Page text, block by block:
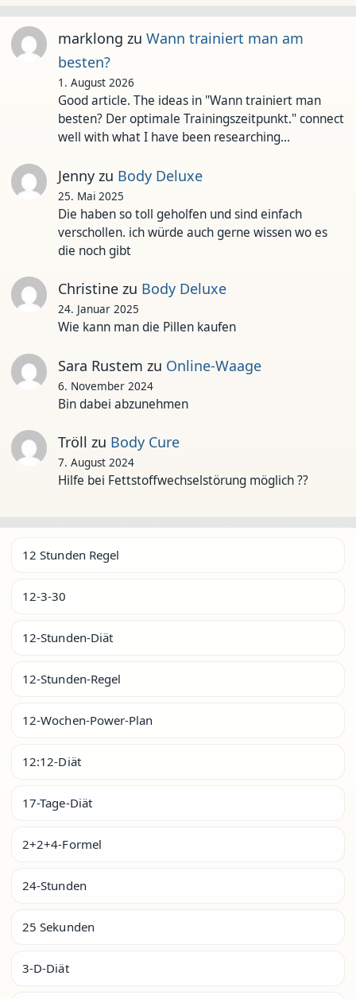
marklong zu Wann trainiert man am
besten?
1. August 2026
Good article. The ideas in "Wann trainiert man
besten? Der optimale Trainingszeitpunkt." connect
well with what I have been researching…
Jennyzu Body Deluxe
25. Mai 2025
Die haben so toll geholfen und sind einfach
verschollen. ich würde auch gerne wissen wo es
die noch gibt
Christinezu Body Deluxe
24. Januar 2025
Wie kann man die Pillen kaufen
Sara Rustem zu Online-Waage
6. November 2024
Bin dabei abzunehmen
Tröll zu Body Cure
7. August 2024
Hilfe bei Fettstoffwechselstörung möglich ??
12 Stunden Regel
12-3-30
12-Stunden-Diät
12-Stunden-Regel
12-Wochen-Power-Plan
12:12-Diät
17-Tage-Diät
2+2+4-Formel
24-Stunden
25 Sekunden
3-D-Diät